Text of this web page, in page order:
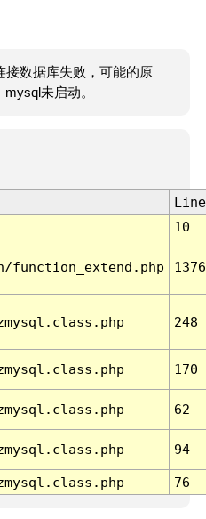
接数据库失败，可能的原
未启动。
Line
10
function_extend.php 1376
248
170
62
94
76